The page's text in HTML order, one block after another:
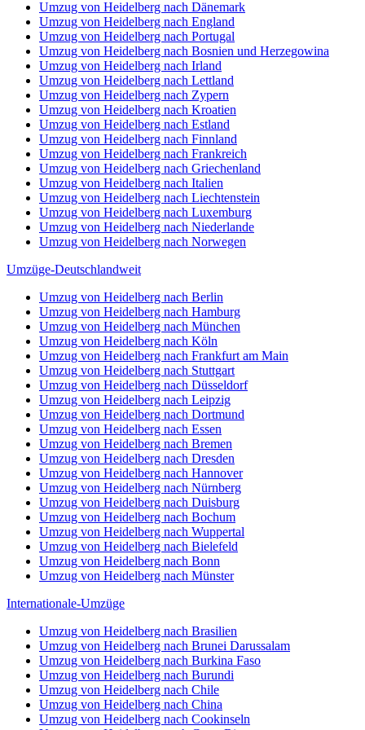
Umzug von Heidelberg nach Dänemark
Umzug von Heidelberg nach England
Umzug von Heidelberg nach Portugal
Umzug von Heidelberg nach Bosnien und Herzegowina
Umzug von Heidelberg nach Irland
Umzug von Heidelberg nach Lettland
Umzug von Heidelberg nach Zypern
Umzug von Heidelberg nach Kroatien
Umzug von Heidelberg nach Estland
Umzug von Heidelberg nach Finnland
Umzug von Heidelberg nach Frankreich
Umzug von Heidelberg nach Griechenland
Umzug von Heidelberg nach Italien
Umzug von Heidelberg nach Liechtenstein
Umzug von Heidelberg nach Luxemburg
Umzug von Heidelberg nach Niederlande
Umzug von Heidelberg nach Norwegen
Umzüge-Deutschlandweit
Umzug von Heidelberg nach Berlin
Umzug von Heidelberg nach Hamburg
Umzug von Heidelberg nach München
Umzug von Heidelberg nach Köln
Umzug von Heidelberg nach Frankfurt am Main
Umzug von Heidelberg nach Stuttgart
Umzug von Heidelberg nach Düsseldorf
Umzug von Heidelberg nach Leipzig
Umzug von Heidelberg nach Dortmund
Umzug von Heidelberg nach Essen
Umzug von Heidelberg nach Bremen
Umzug von Heidelberg nach Dresden
Umzug von Heidelberg nach Hannover
Umzug von Heidelberg nach Nürnberg
Umzug von Heidelberg nach Duisburg
Umzug von Heidelberg nach Bochum
Umzug von Heidelberg nach Wuppertal
Umzug von Heidelberg nach Bielefeld
Umzug von Heidelberg nach Bonn
Umzug von Heidelberg nach Münster
Internationale-Umzüge
Umzug von Heidelberg nach Brasilien
Umzug von Heidelberg nach Brunei Darussalam
Umzug von Heidelberg nach Burkina Faso
Umzug von Heidelberg nach Burundi
Umzug von Heidelberg nach Chile
Umzug von Heidelberg nach China
Umzug von Heidelberg nach Cookinseln